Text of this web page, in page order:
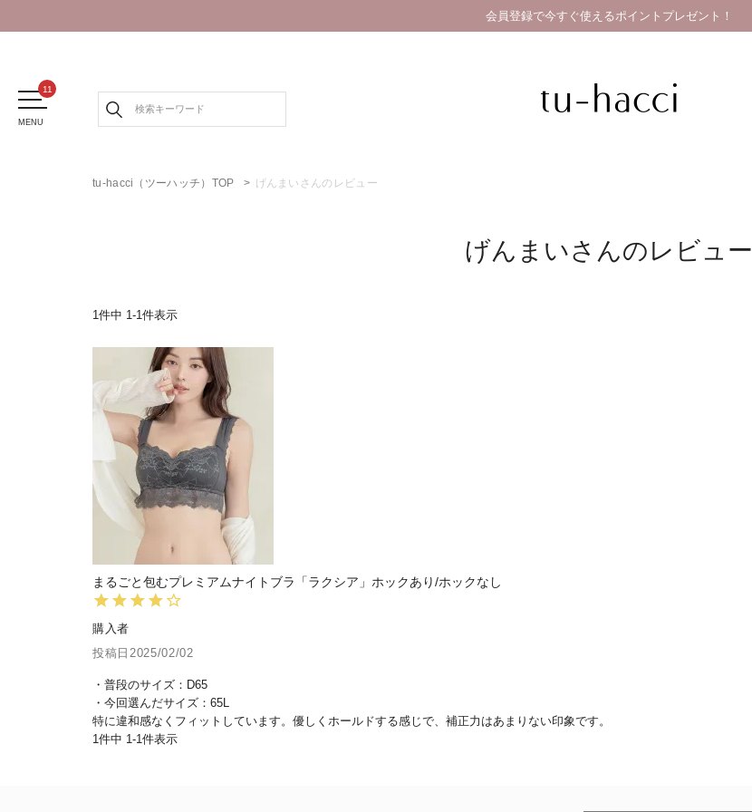
会員登録で今すぐ使えるポイントプレゼント！
MENU
tu-hacci（ツーハッチ）TOP げんまいさんのレビュー
げんまいさんのレビュー
1件中 1-1件表示
まるごと包むプレミアムナイトブラ「ラクシア」ホックあり/ホックなし
購入者
投稿日 2025/02/02
・普段のサイズ：D65
・今回選んだサイズ：65L
特に違和感なくフィットしています。優しくホールドする感じで、補正力はあまりない印象です。
1件中 1-1件表示